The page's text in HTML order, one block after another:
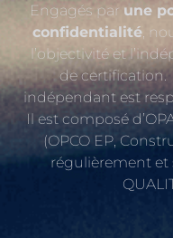
Engagés par une
confidentialité,
l’objectivité et
de certification.
indépendant est
Il est composé
(OPCO EP,
régulièrement et